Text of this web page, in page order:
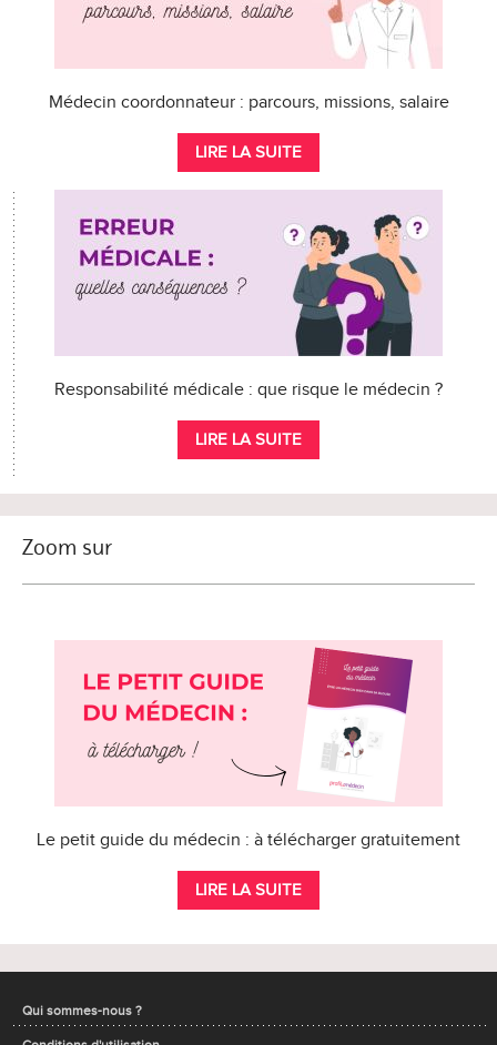
Médecin coordonnateur : parcours, missions, salaire
LIRE LA SUITE
Responsabilité médicale : que risque le médecin ?
LIRE LA SUITE
Zoom sur
Le petit guide du médecin : à télécharger gratuitement
LIRE LA SUITE
Qui sommes-nous ?